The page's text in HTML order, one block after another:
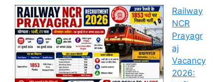
Railway
NCR
Prayagr
aj
Vacancy
2026: